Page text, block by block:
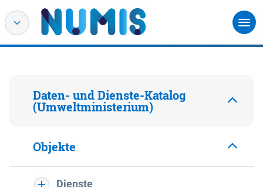
Daten- und Dienste-Katalog
(Umweltministerium)
Objekte
Dienste